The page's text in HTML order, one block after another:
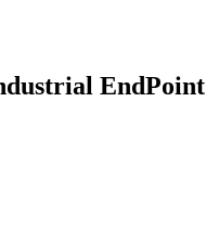
EndPoint